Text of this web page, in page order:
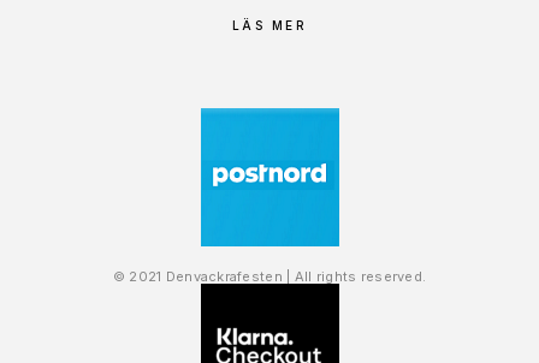
LÄS MER
© 2021 Denvackrafesten | All rights reserved.